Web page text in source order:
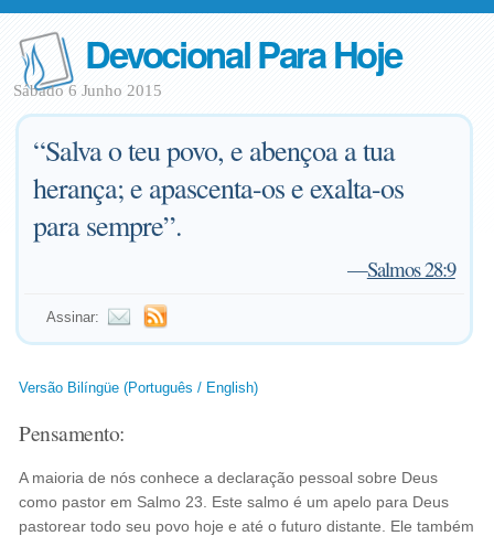
Devocional Para Hoje
Sábado 6 Junho 2015
“Salva o teu povo, e abençoa a tua
herança; e apascenta-os e exalta-os
para sempre”.
—Salmos 28:9
Assinar:
Versão Bilíngüe (Português / English)
Pensamento:
A maioria de nós conhece a declaração pessoal sobre Deus
como pastor em Salmo 23. Este salmo é um apelo para Deus
pastorear todo seu povo hoje e até o futuro distante. Ele também